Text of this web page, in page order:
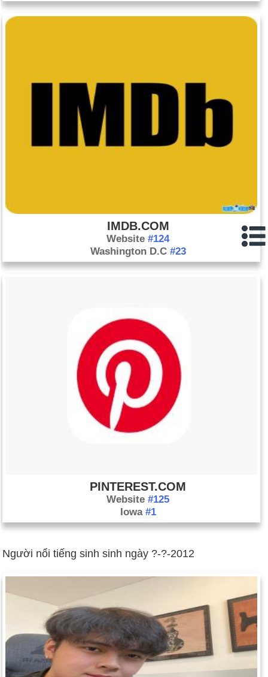
vận hội. Ngày 31 tháng 7: Michael Phelps giành huy chương
mới nhất của Tổ chức Thương mại Thế giới.
Tháng 9 11: Các tay súng có vũ trang xông vào lãnh sự quán
Mỹ ở Benghazi, Libya và bắn chết đại sứ Mỹ tại Libya
Christopher Stevens cùng 3 quan chức đại sứ quán khác.
Yousafzai, 14 tuổi vào đầu và cổ. Vụ nổ súng xảy ra khi
Yousafzai đang trên đường về nhà trên một chiếc xe buýt chở
đầy trẻ em. Cô được nhắm đến vì sự thẳng thắn chống lại
Taliban và quyết tâm đi học.
Tháng 11 29: Đại hội đồng Liên hợp quốc nâng cấp địa vị của
Vụ phóng cho thấy nước này đang tiến gần hơn tới việc phát
triển chuyên môn để chế tạo tên lửa đạn đạo xuyên lục địa.
IMDB.COM
Website #124
Washington D.C #23
PINTEREST.COM
Website #125
Iowa #1
Người nổi tiếng sinh sinh ngày ?-?-2012